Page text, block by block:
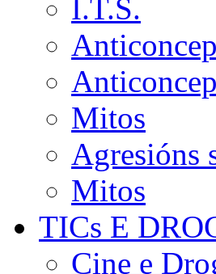
I.T.S.
Mitos
Agresións
Mitos
TICs E
Cine e